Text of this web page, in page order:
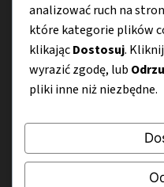
Menu
O nas
Kontakt
analizować ruch na
które kategorie plików
klikającDostosuj. Kliknij
wyrazić zgodę, lub
pliki inne niż niezbędne.